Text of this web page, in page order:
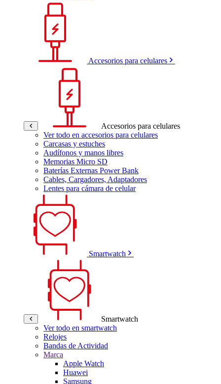
Accesorios para celulares
Accesorios para celulares
Ver todo en accesorios para celulares
Carcasas y estuches
Audífonos y manos libres
Memorias Micro SD
Baterías Externas Power Bank
Cables, Cargadores, Adaptadores
Lentes para cámara de celular
Smartwatch
Smartwatch
Ver todo en smartwatch
Relojes
Bandas de Actividad
Marca
Apple Watch
Huawei
Samsung